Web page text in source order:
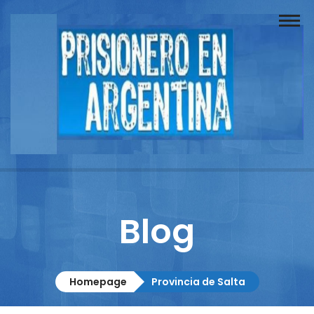
Buscador
Documentos
Columnistas
Contacto
Blog
Homepage Provincia de Salta